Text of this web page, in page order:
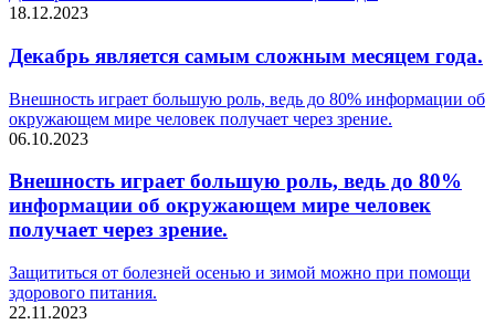
18.12.2023
Декабрь является самым сложным месяцем года.
Внешность играет большую роль, ведь до 80% информации об
окружающем мире человек получает через зрение.
06.10.2023
Внешность играет большую роль, ведь до 80%
информации об окружающем мире человек
получает через зрение.
Защититься от болезней осенью и зимой можно при помощи
здорового питания.
22.11.2023